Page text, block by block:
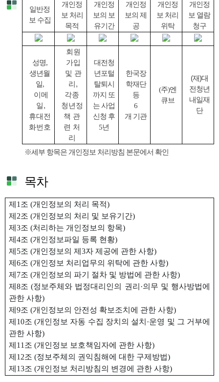
일반정
보 수집
개인정
보 처리
목적
개인정
보의 보
유기간
개인정
보의 제
공
개인정
보 처리
위탁
개인정
보 열람
청구
성명,
생년월
일,
이메
일,
휴대전
화번호
회원
가입
및 관
리,
각종
청년정
책 관
련 처
리
대전청
년포털
탈퇴시
까지 또
는 사업
신청 후
5년
한국장
학재단
등
6
개 기관
(주)엔
큐브
(재)대
전청년
내일재
단
※세부 항목은 개인정보 처리방침 본문에서 확인
목차
제 1 조 (개인정보의 처리 목적)
제 2조 (개인정보의 처리 및 보유기간)
제 3조 (처리하는 개인정보의 항목)
제4조 (개인정보파일 등록 현황)
제5조 (개인정보의 제 3자 제공에 관한 사항)
제6조 (개인정보 처리업무의 위탁에 관한 사항)
제7조 (개인정보의 파기 절차 및 방법에 관한 사항)
제8조(정보주체와 법정대리인의 권리 ·의무 및 행사방법에
관한 사항)
제9조 (개인정보의 안전성 확보조치에 관한 사항)
제10조(개인정보 자동 수집 장치의 설치 ·운영 및 그 거부에
관한 사항)
제 11 조 (개인정보 보호책임자에 관한 사항)
제 12조 (정보주체의 권익침해에 대한 구제방법)
제 13조 (개인정보 처리방침의 변경에 관한 사항)